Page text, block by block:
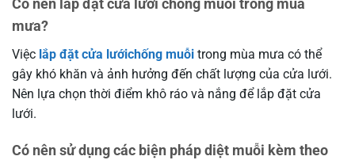
mưa?
Việc lắp đặt cửa lướichống muỗi trong mùa mưa có thể
gây khó khăn và ảnh hưởng đến chất lượng của cửa lưới.
Nên lựa chọn thời điểm khô ráo và nắng để lắp đặt cửa
lưới.
Có nên sử dụng các biện pháp diệt muỗi kèm theo